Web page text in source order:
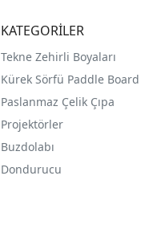
KATEGORİLER
Tekne Zehirli Boyaları
Kürek Sörfü Paddle Board
Paslanmaz Çelik Çıpa
Projektörler
Buzdolabı
Dondurucu